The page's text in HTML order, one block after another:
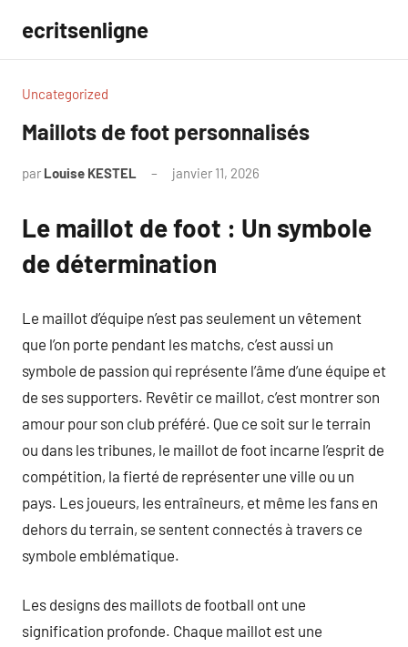
contenu
ecritsenligne
Uncategorized
Maillots de foot personnalisés
par Louise KESTEL janvier 11, 2026
Le maillot de foot : Un symbole
de détermination
Le maillot d’équipe n’est pas seulement un vêtement
que l’on porte pendant les matchs, c’est aussi un
symbole de passion qui représente l’âme d’une équipe et
de ses supporters. Revêtir ce maillot, c’est montrer son
amour pour son club préféré. Que ce soit sur le terrain
ou dans les tribunes, le maillot de foot incarne l’esprit de
compétition, la fierté de représenter une ville ou un
pays. Les joueurs, les entraîneurs, et même les fans en
dehors du terrain, se sentent connectés à travers ce
symbole emblématique.
Les designs des maillots de football ont une
signification profonde. Chaque maillot est une